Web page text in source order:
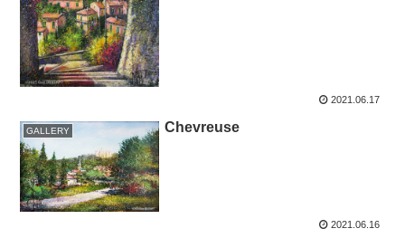
2021.06.17
GALLERY Chevreuse
2021.06.16